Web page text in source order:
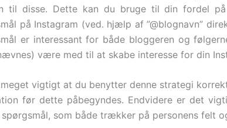
til disse. Dette kan du bruge til din fordel
på Instagram (ved. hjælp af ”@blognavn”
er interessant for både bloggeren og
være med til at skabe interesse for din
vigtigt at du benytter denne strategi
før dette påbegyndes. Endvidere er det
som både trækker på personens felt